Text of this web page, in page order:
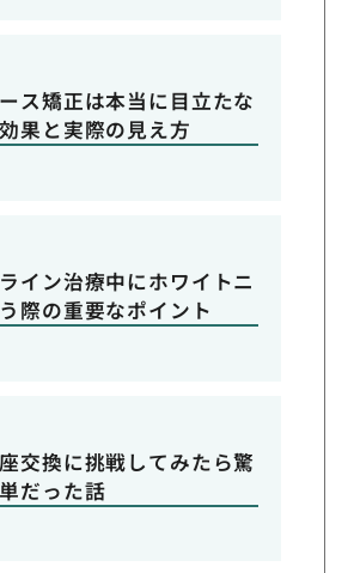
ス矯正は本当に目立たな
果と実際の見え方
イン治療中にホワイトニ
際の重要なポイント
交換に挑戦してみたら驚
だった話